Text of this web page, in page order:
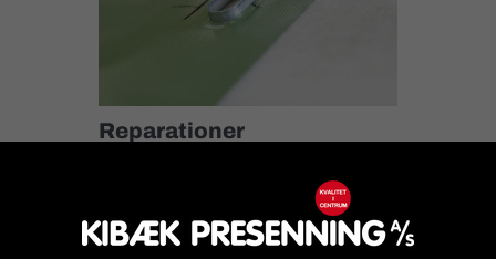
Reparationer
Kontakt os for pris